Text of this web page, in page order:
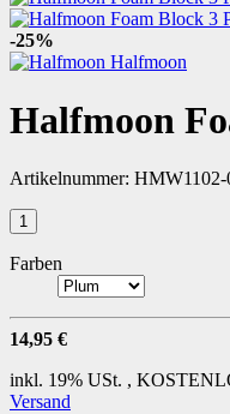
-25%
Halfmoon
Halfmoon
Artikelnummer: HMW1102-
Farben
14,95 €
inkl. 19% USt. ,
Versand